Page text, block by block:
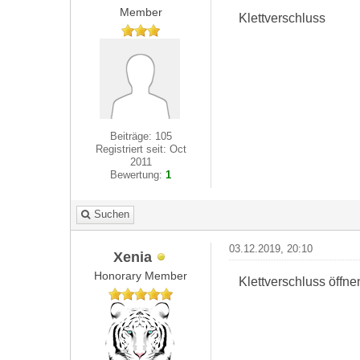
Member
Beiträge: 105
Registriert seit: Oct
2011
Bewertung:1
Klettverschluss
Suchen
Xenia
Honorary Member
03.12.2019, 20:10
Klettverschluss